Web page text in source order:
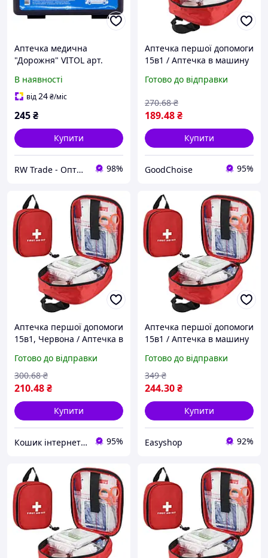
Аптечка медична
"Дорожня" VITOL арт.
В наявності
від24₴/міс
245₴
Купити
RW Trade - Оптово-роздрібний інтернет-магазин 98%
Аптечка першої допомоги
15в1 / Аптечка в машину
Аптечка медична
Готово до відправки
189.48₴
270.68 ₴
Купити
GoodChoise 95%
Аптечка першої допомоги
15в1, Червона / Аптечка в
аптечка / Аптечка
медична
Готово до відправки
210.48₴
300.68 ₴
Купити
Кошик інтернет магазин 95%
Аптечка першої допомоги
15в1 / Аптечка в машину
Аптечка медична
Готово до відправки
244.30₴
349 ₴
Купити
Easyshop 92%